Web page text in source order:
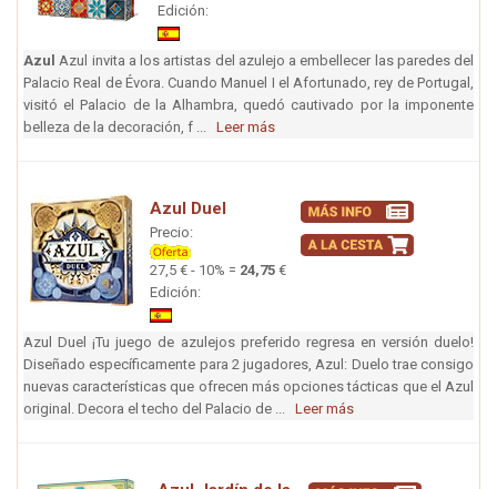
Edición:
Azul Azul invita a los artistas del azulejo a embellecer las paredes del
Palacio Real de Évora. Cuando Manuel I el Afortunado, rey de Portugal,
visitó el Palacio de la Alhambra, quedó cautivado por la imponente
belleza de la decoración, f ... Leer más
Azul Duel
Precio:
27,5 € - 10% = 24,75 €
Edición:
Azul Duel ¡Tu juego de azulejos preferido regresa en versión duelo!
Diseñado específicamente para 2 jugadores, Azul: Duelo trae consigo
nuevas características que ofrecen más opciones tácticas que el Azul
original. Decora el techo del Palacio de ... Leer más